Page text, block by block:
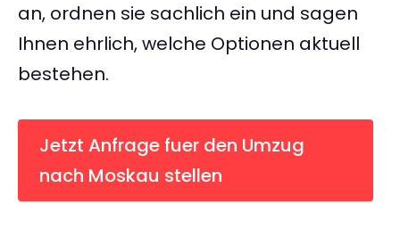
an, ordnen sie sachlich ein und sagen
Ihnen ehrlich, welche Optionen aktuell
bestehen.
Jetzt Anfrage fuer den Umzug
nach Moskau stellen